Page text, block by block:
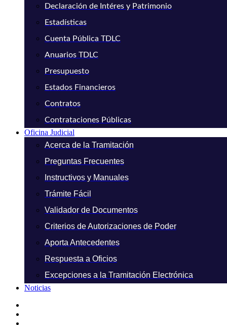
Declaración de Intéres y Patrimonio
Estadísticas
Cuenta Pública TDLC
Anuarios TDLC
Presupuesto
Estados Financieros
Contratos
Contrataciones Públicas
Oficina Judicial
Acerca de la Tramitación
Preguntas Frecuentes
Instructivos y Manuales
Trámite Fácil
Validador de Documentos
Criterios de Autorizaciones de Poder
Aporta Antecedentes
Respuesta a Oficios
Excepciones a la Tramitación Electrónica
Noticias